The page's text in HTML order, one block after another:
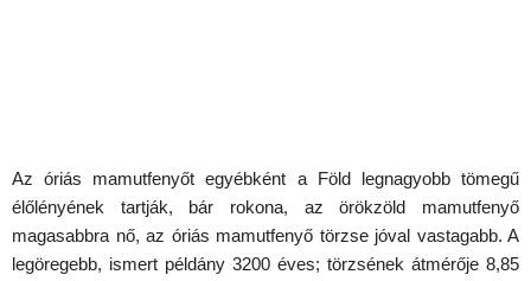
Az óriás mamutfenyőt egyébként a Föld legnagyobb tömegű
élőlényének tartják, bár rokona, az örökzöld mamutfenyő
magasabbra nő, az óriás mamutfenyő törzse jóval vastagabb. A
legöregebb, ismert példány 3200 éves; törzsének átmérője 8,85